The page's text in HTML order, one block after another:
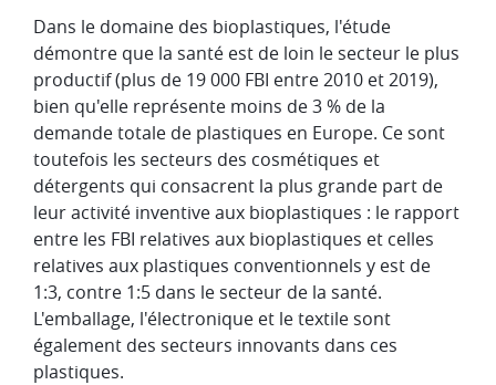
Dans le domaine des bioplastiques, l'étude
démontre que la santé est de loin le secteur le plus
productif (plus de 19 000 FBI entre 2010 et 2019),
bien qu'elle représente moins de 3 % de la
demande totale de plastiques en Europe. Ce sont
toutefois les secteurs des cosmétiques et
détergents qui consacrent la plus grande part de
leur activité inventive aux bioplastiques : le rapport
entre les FBI relatives aux bioplastiques et celles
relatives aux plastiques conventionnels y est de
1:3, contre 1:5 dans le secteur de la santé.
L'emballage, l'électronique et le textile sont
également des secteurs innovants dans ces
plastiques.